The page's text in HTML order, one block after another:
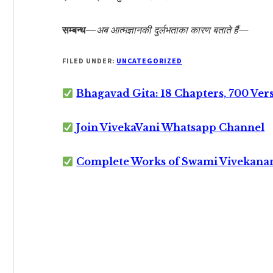
सम्बन्ध—अब आत्मज्ञानकी दुर्लभताका कारण बताते हैं—
FILED UNDER: UNCATEGORIZED
Bhagavad Gita: 18 Chapters, 700
Join VivekaVani Whatsapp Channel
Complete Works of Swami